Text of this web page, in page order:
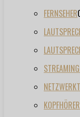
FERNSEHER
KOPFHÖRER